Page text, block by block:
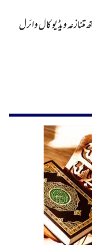
ویڈیو کال وائرل